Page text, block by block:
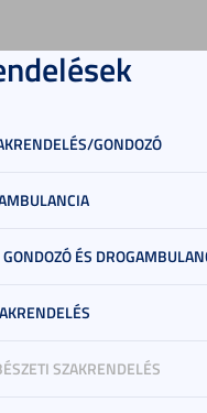
GONDOZÓ
ÉS
SZAKRENDELÉS